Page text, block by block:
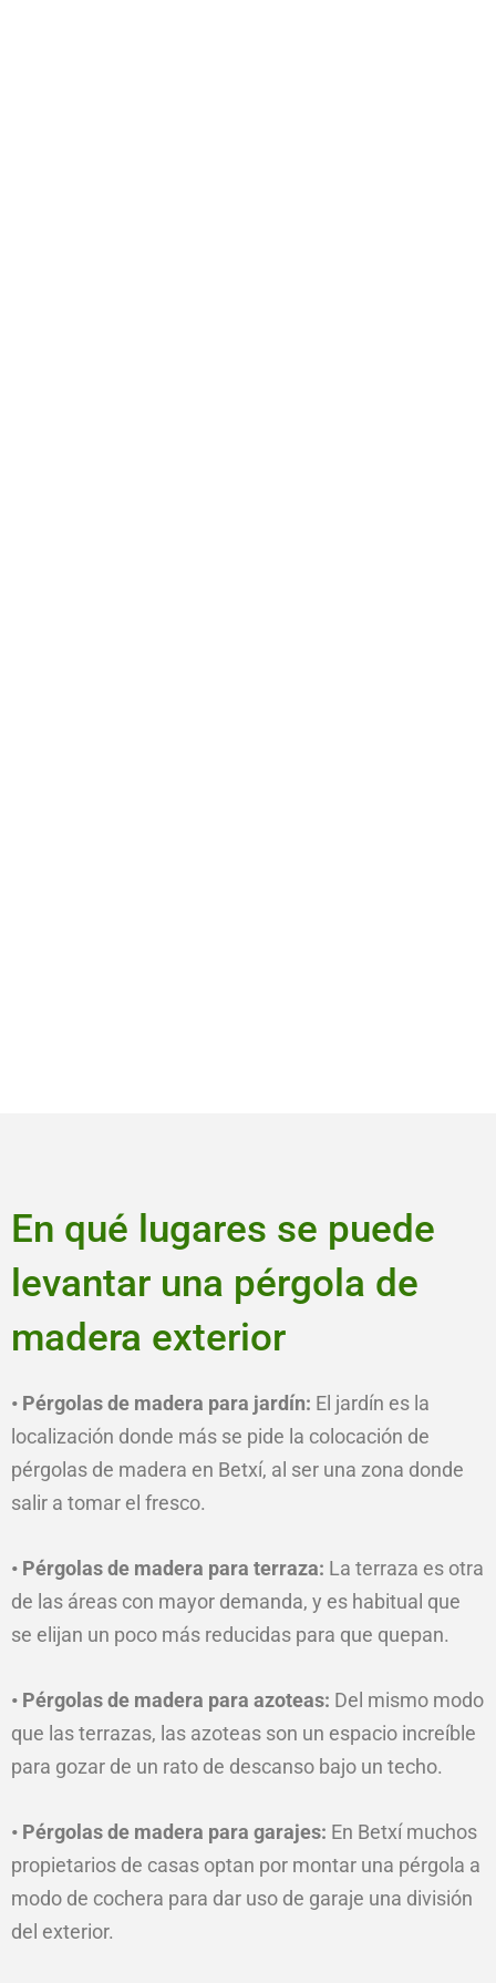
En qué lugares se puede
levantar una pérgola de
madera exterior
• Pérgolas de madera para jardín: El jardín es la
localización donde más se pide la colocación de
pérgolas de madera en Betxí, al ser una zona donde
salir a tomar el fresco.
• Pérgolas de madera para terraza: La terraza es otra
de las áreas con mayor demanda, y es habitual que
se elijan un poco más reducidas para que quepan.
• Pérgolas de madera para azoteas: Del mismo modo
que las terrazas, las azoteas son un espacio increíble
para gozar de un rato de descanso bajo un techo.
• Pérgolas de madera para garajes: En Betxí muchos
propietarios de casas optan por montar una pérgola a
modo de cochera para dar uso de garaje una división
del exterior.